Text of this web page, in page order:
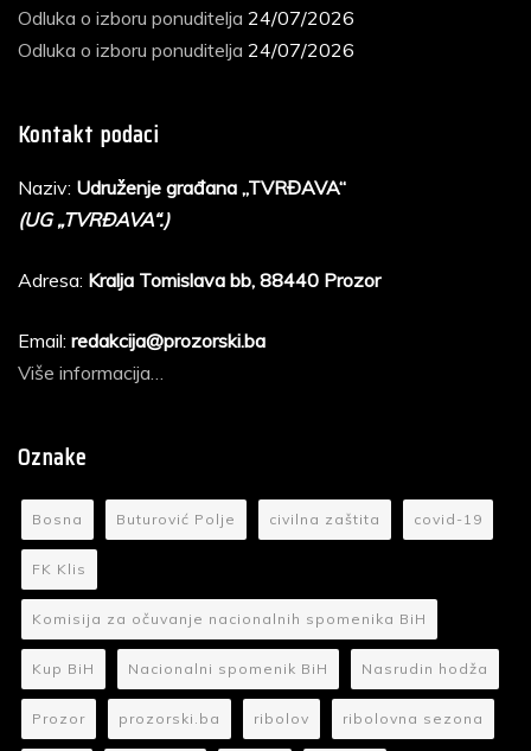
Odluka o izboru ponuditelja 24/07/2026
Odluka o izboru ponuditelja 24/07/2026
Kontakt podaci
Naziv: Udruženje građana „TVRĐAVA“
(UG „TVRĐAVA“.)
Adresa: Kralja Tomislava bb, 88440 Prozor
Email: redakcija@prozorski.ba
Više informacija…
Oznake
Bosna Buturović Polje civilna zaštita covid-19
FK Klis
Komisija za očuvanje nacionalnih spomenika BiH
Kup BiH Nacionalni spomenik BiH Nasrudin hodža
Prozor prozorski.ba ribolov ribolovna sezona